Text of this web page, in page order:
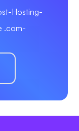
Hosting-
.com-